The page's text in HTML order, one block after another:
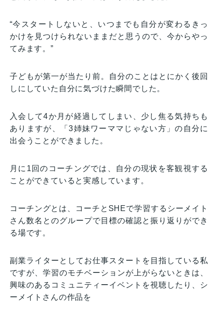
“今スタートしないと、いつまでも自分が変わるきっ
かけを見つけられないままだと思うので、今からやっ
てみます。”
子どもが第一が当たり前。自分のことはとにかく後回
しにしていた自分に気づけた瞬間でした。
入会して4か月が経過してしまい、少し焦る気持ちも
ありますが、「3姉妹ワーママじゃない方」の自分に
出会うことができました。
月に1回のコーチングでは、自分の現状を客観視する
ことができていると実感しています。
コーチングとは、コーチとSHEで学習するシーメイト
さん数名とのグループで目標の確認と振り返りができ
る場です。
副業ライターとしてお仕事スタートを目指している私
ですが、学習のモチベーションが上がらないときは、
興味のあるコミュニティーイベントを視聴したり、シ
ーメイトさんの作品を